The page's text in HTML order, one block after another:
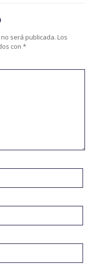
será publicada. Los
con *